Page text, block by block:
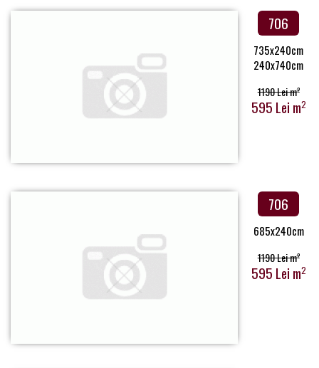
706
735x240cm
240x740cm
1190 Lei m2
595 Lei m2
706
685x240cm
1190 Lei m2
595 Lei m2